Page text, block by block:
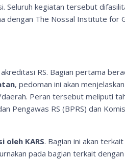
Seluruh kegiatan tersebut
dengan The Nossal Institute for
RS. Bagian pertama
, pedoman ini akan
Peran tersebut meliputi
Pengawas RS (BPRS) dan
oleh KARS. Bagian ini akan
pada bagian terkait